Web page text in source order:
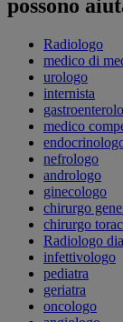
possono
Radiologo
medico di
urologo
internista
medico
nefrologo
andrologo
ginecologo
chirurgo
chirurgo
Radiologo
infettivologo
pediatra
geriatra
oncologo